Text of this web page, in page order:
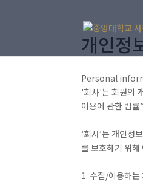
개인정
Personal
'회사'는 회원의
이용에 관한 법
‘회사’는 개인정
를 보호하기 위
1. 수집/이용하는